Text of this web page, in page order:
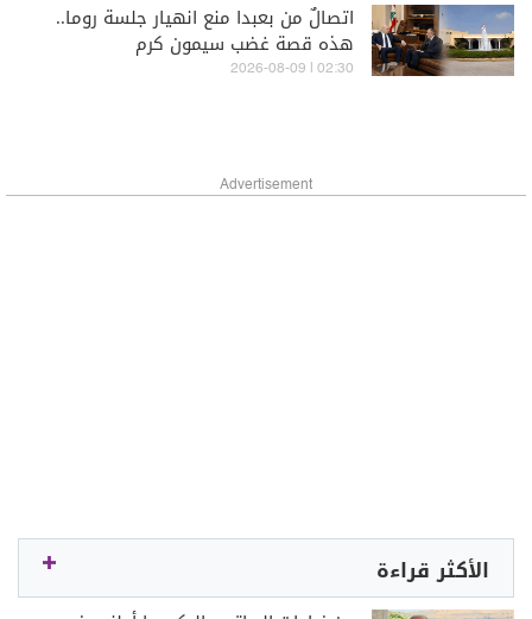
اتصالٌ من بعبدا منع انهيار جلسة روما..
هذه قصة غضب سيمون كرم
02:30 | 2026-08-09
Advertisement
الأكثر قراءة